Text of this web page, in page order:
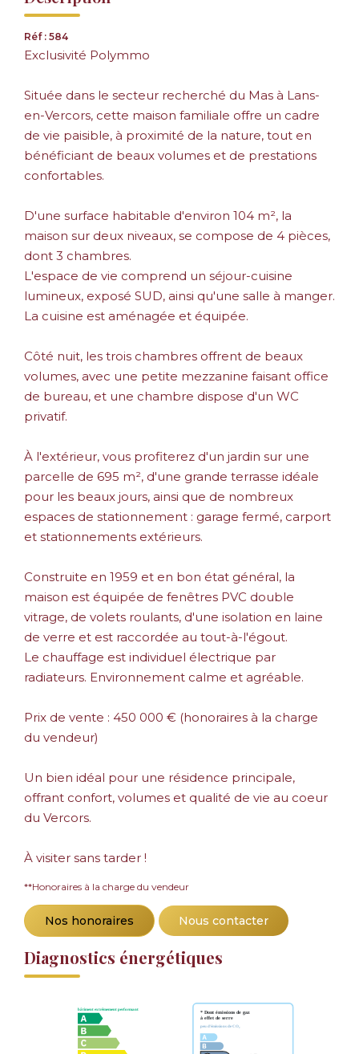
Réf : 584
Exclusivité Polymmo
Située dans le secteur recherché du Mas à Lans-
en-Vercors, cette maison familiale offre un cadre
de vie paisible, à proximité de la nature, tout en
bénéficiant de beaux volumes et de prestations
confortables.
D'une surface habitable d'environ 104 m², la
maison sur deux niveaux, se compose de 4 pièces,
dont 3 chambres.
L'espace de vie comprend un séjour-cuisine
lumineux, exposé SUD, ainsi qu'une salle à manger.
La cuisine est aménagée et équipée.
Côté nuit, les trois chambres offrent de beaux
volumes, avec une petite mezzanine faisant office
de bureau, et une chambre dispose d'un WC
privatif.
À l'extérieur, vous profiterez d'un jardin sur une
parcelle de 695 m², d'une grande terrasse idéale
pour les beaux jours, ainsi que de nombreux
espaces de stationnement : garage fermé, carport
et stationnements extérieurs.
Construite en 1959 et en bon état général, la
maison est équipée de fenêtres PVC double
vitrage, de volets roulants, d'une isolation en laine
de verre et est raccordée au tout-à-l'égout.
Le chauffage est individuel électrique par
radiateurs. Environnement calme et agréable.
Prix de vente : 450 000 € (honoraires à la charge
du vendeur)
Un bien idéal pour une résidence principale,
offrant confort, volumes et qualité de vie au coeur
du Vercors.
À visiter sans tarder !
**Honoraires à la charge du vendeur
Nos honoraires Nous contacter
Diagnostics énergétiques